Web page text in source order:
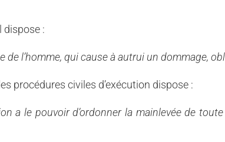
dispose :
de l’homme, qui cause à autrui un dommage,
procédures civiles d’exécution dispose :
a le pouvoir d’ordonner la mainlevée de